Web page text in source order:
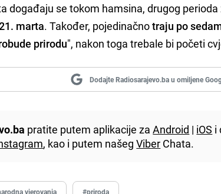
događaju se tokom hamsina, drugog
marta. Također, pojedinačnotraju po
prirodu", nakon toga trebale bi početi
Dodajte Radiosarajevo.ba u omiljene
pratite putem aplikacije zaAndroid | iOS i
, kao i putem našegViber Chata.
vjerovanja #priroda